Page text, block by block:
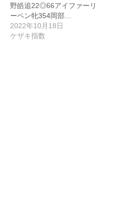
野皓追22◎66アイファーリ
ーベン牝354岡部…
2022年10月18日
ケザキ指数